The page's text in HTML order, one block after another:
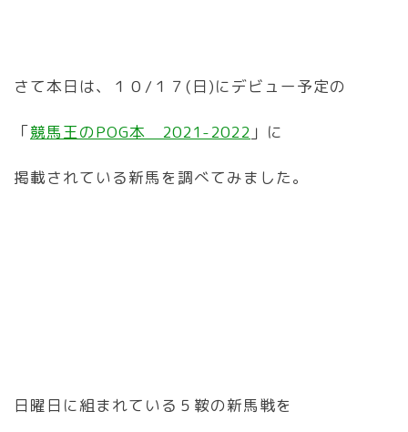
さて本日は、１０/１７(日)にデビュー予定の
「競馬王のPOG本 2021-2022 」に
掲載されている新馬を調べてみました。
日曜日に組まれている５鞍の新馬戦を